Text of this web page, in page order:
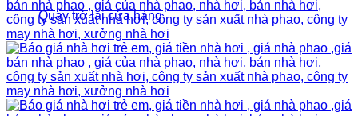
Quay trở lại cửa hàng